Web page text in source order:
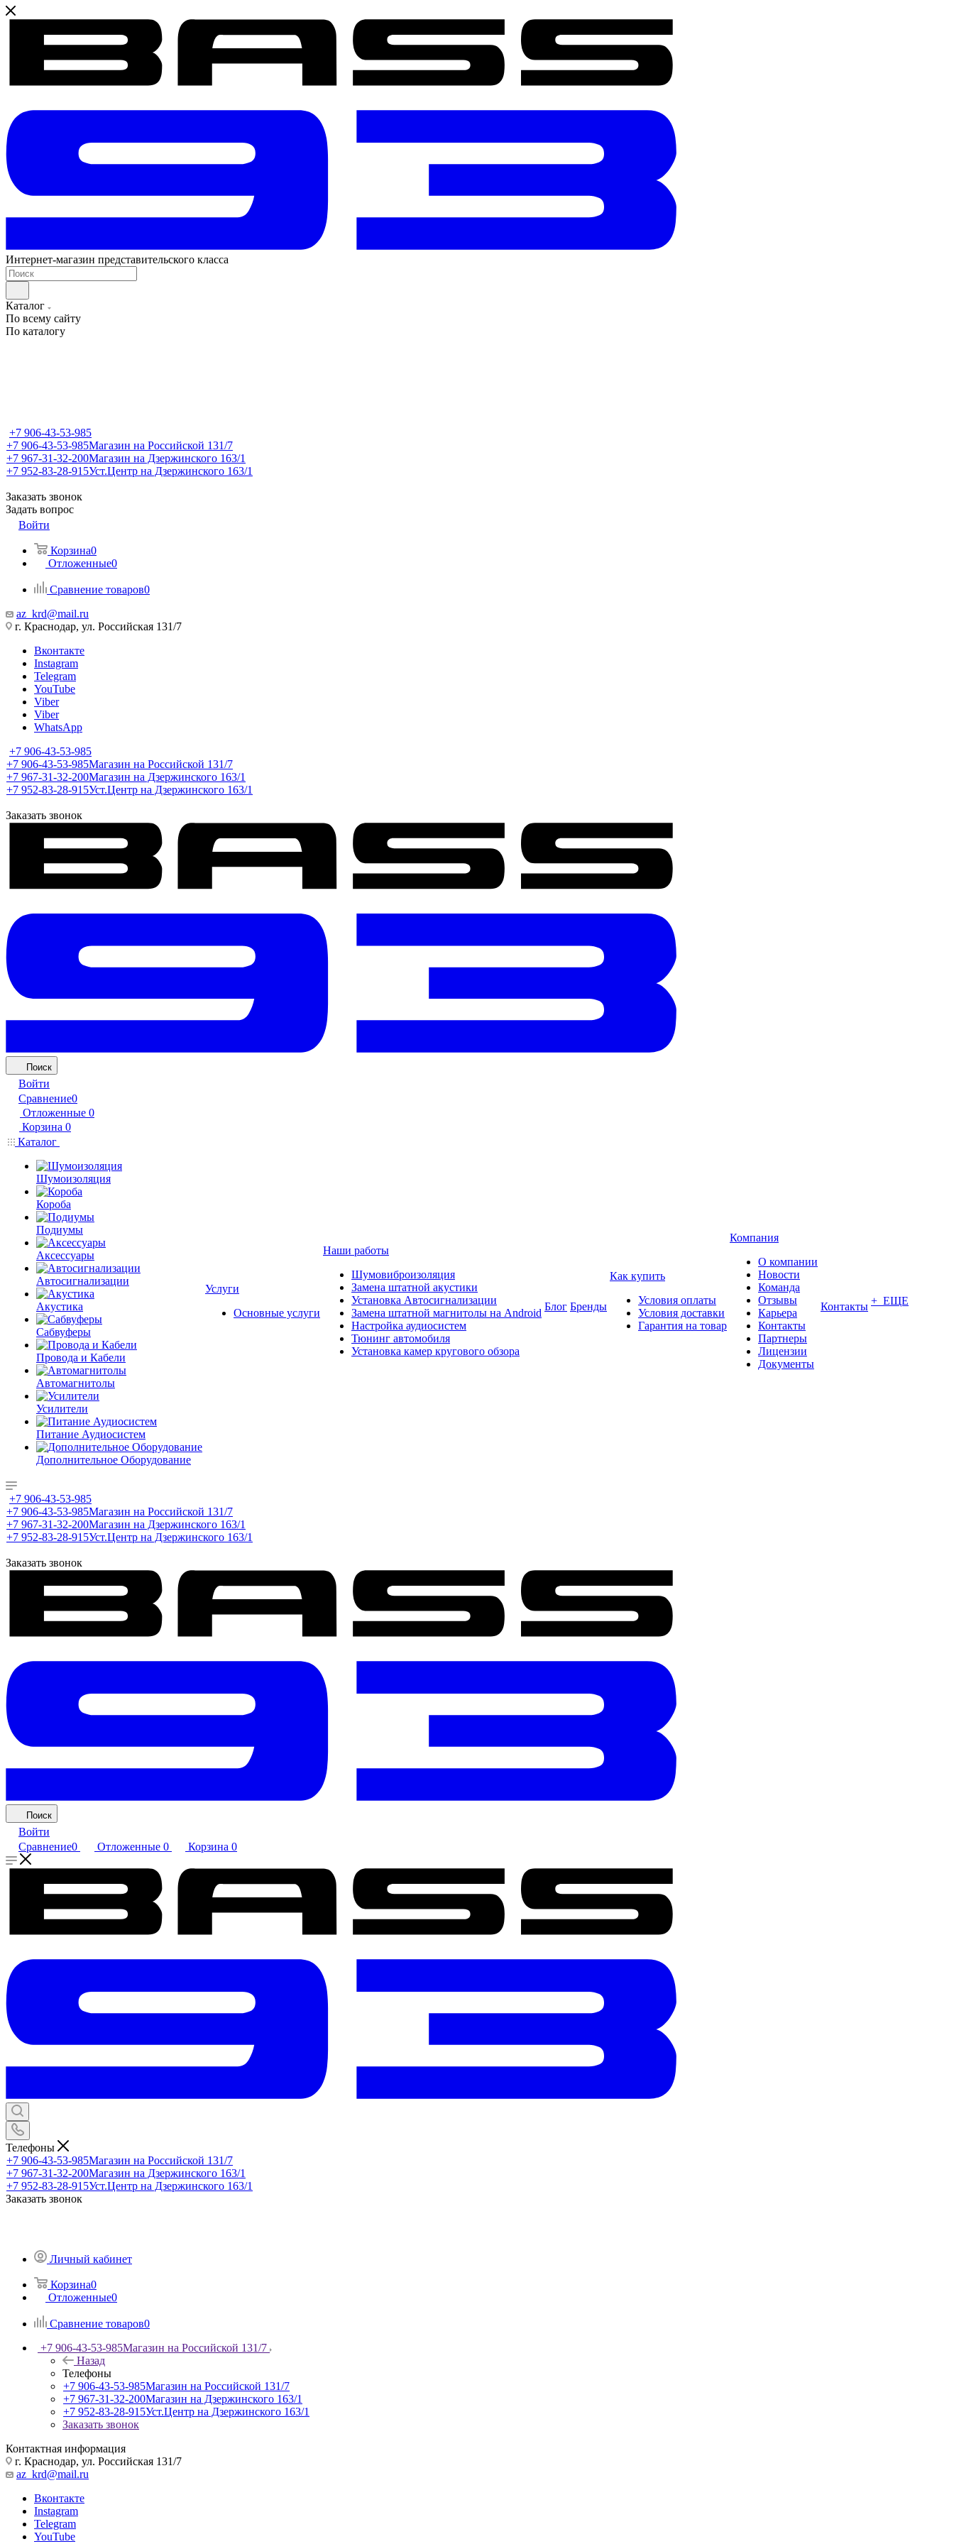
Интернет-магазин представительского класса
Каталог
По всему сайту
По каталогу
+7 906-43-53-985
+7 906-43-53-985Магазин на Российской 131/7
+7 967-31-32-200Магазин на Дзержинского 163/1
+7 952-83-28-915Уст.Центр на Дзержинского 163/1
Заказать звонок
Задать вопрос
Войти
Корзина0
Отложенные0
Сравнение товаров0
az_krd@mail.ru
г. Краснодар, ул. Российская 131/7
Вконтакте
Instagram
Telegram
YouTube
Viber
Viber
WhatsApp
+7 906-43-53-985
+7 906-43-53-985Магазин на Российской 131/7
+7 967-31-32-200Магазин на Дзержинского 163/1
+7 952-83-28-915Уст.Центр на Дзержинского 163/1
Заказать звонок
Поиск
Войти
Сравнение0
Отложенные 0
Корзина 0
Каталог
Шумоизоляция
Короба
Подиумы
Аксессуары
Автосигнализации
Акустика
Сабвуферы
Провода и Кабели
Автомагнитолы
Усилители
Питание Аудиосистем
Дополнительное Оборудование
Услуги
Основные услуги
Наши работы
Шумовиброизоляция
Замена штатной акустики
Установка Автосигнализации
Замена штатной магнитолы на Android
Настройка аудиосистем
Тюнинг автомобиля
Установка камер кругового обзора
Блог Бренды
Как купить
Условия оплаты
Условия доставки
Гарантия на товар
Компания
О компании
Новости
Команда
Отзывы
Карьера
Контакты
Партнеры
Лицензии
Документы
Контакты + ЕЩЕ
+7 906-43-53-985
+7 906-43-53-985Магазин на Российской 131/7
+7 967-31-32-200Магазин на Дзержинского 163/1
+7 952-83-28-915Уст.Центр на Дзержинского 163/1
Заказать звонок
Поиск
Войти
Сравнение0 Отложенные 0 Корзина 0
Телефоны
+7 906-43-53-985Магазин на Российской 131/7
+7 967-31-32-200Магазин на Дзержинского 163/1
+7 952-83-28-915Уст.Центр на Дзержинского 163/1
Заказать звонок
Личный кабинет
Корзина0
Отложенные0
Сравнение товаров0
+7 906-43-53-985Магазин на Российской 131/7
Назад
Телефоны
+7 906-43-53-985Магазин на Российской 131/7
+7 967-31-32-200Магазин на Дзержинского 163/1
+7 952-83-28-915Уст.Центр на Дзержинского 163/1
Заказать звонок
Контактная информация
г. Краснодар, ул. Российская 131/7
az_krd@mail.ru
Вконтакте
Instagram
Telegram
YouTube